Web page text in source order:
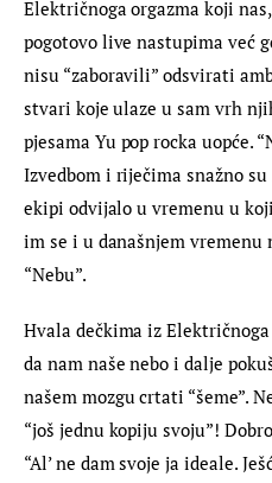
Električnoga orgazma koji
pogotovo live nastupima već
nisu “zaboravili” odsvirati
stvari koje ulaze u sam vrh
pjesama Yu pop rocka uopće.
Izvedbom i riječima snažno
ekipi odvijalo u vremenu u
im se i u današnjem vremenu
“Nebu”.
Hvala dečkima iz
da nam naše nebo i dalje
našem mozgu crtati “šeme”.
“još jednu kopiju svoju”!
“Al’ ne dam svoje ja ideale.